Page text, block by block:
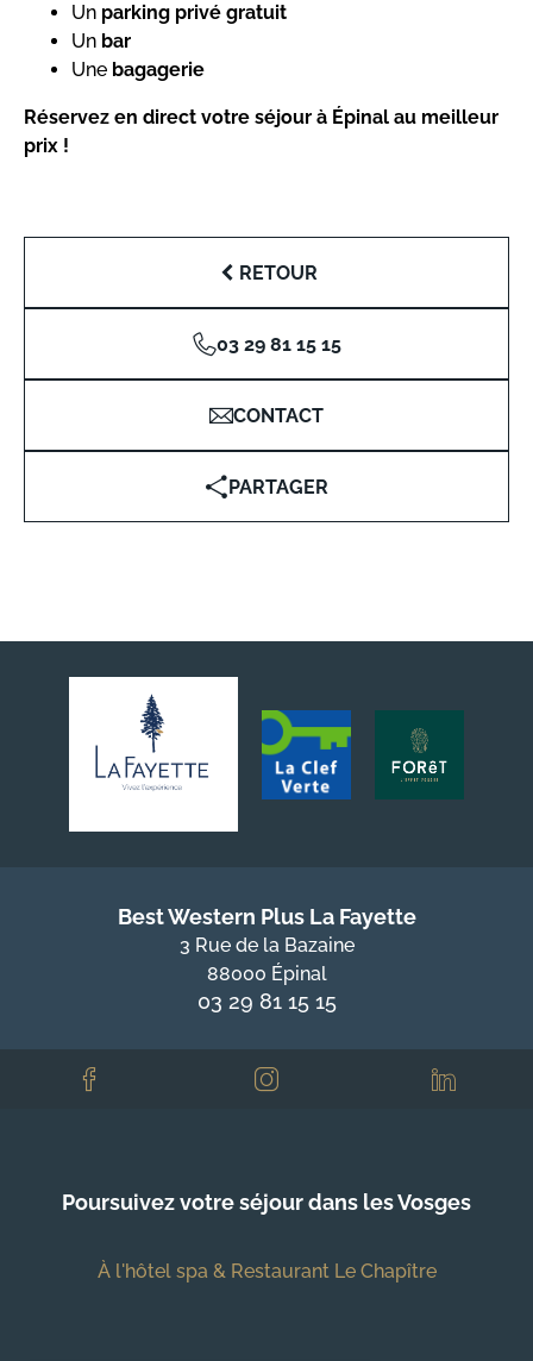
Un parking privé gratuit
Un bar
Une bagagerie
Réservez en direct votre séjour à Épinal au meilleur
prix !
RETOUR
03 29 81 15 15
CONTACT
PARTAGER
Best Western Plus La Fayette
3 Rue de la Bazaine
88000 Épinal
03 29 81 15 15
Poursuivez votre séjour dans les Vosges
À l'hôtel spa & Restaurant Le Chapître